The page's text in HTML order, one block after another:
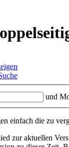
und
einfach die zu
zur aktuellen